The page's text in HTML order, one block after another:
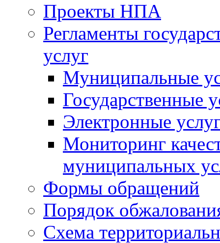
Проекты НПА
Регламенты
услуг
Муниципальные
Государственные
Электронные
Мониторинг
муниципальных
Формы обращений
Порядок
Схема